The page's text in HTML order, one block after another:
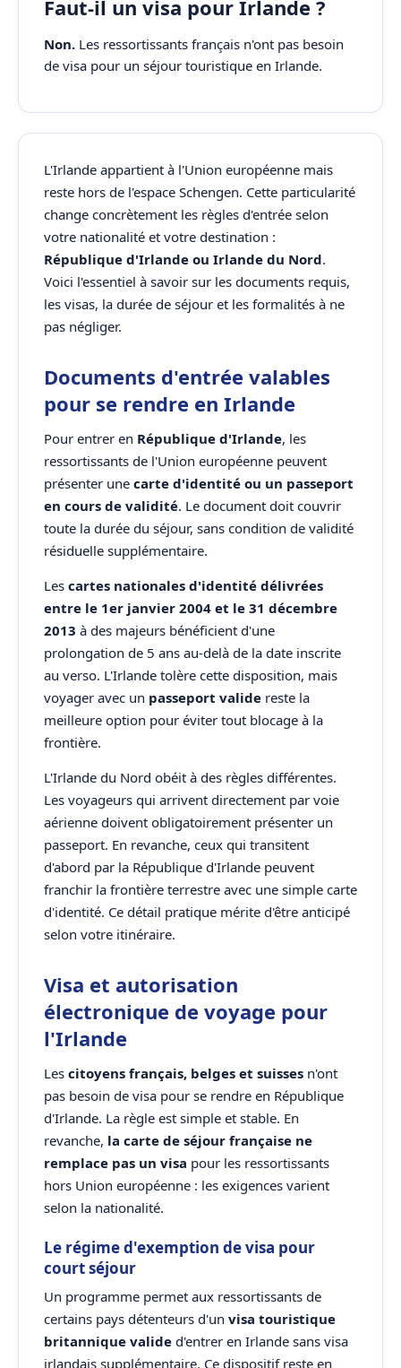
Faut-il un visa pour Irlande ?
Non. Les ressortissants français n'ont pas besoin
de visa pour un séjour touristique en Irlande.
L'Irlande appartient à l'Union européenne mais
reste hors de l'espace Schengen. Cette particularité
change concrètement les règles d'entrée selon
votre nationalité et votre destination :
République d'Irlande ou Irlande du Nord.
Voici l'essentiel à savoir sur les documents requis,
les visas, la durée de séjour et les formalités à ne
pas négliger.
Documents d'entrée valables
pour se rendre en Irlande
Pour entrer en République d'Irlande, les
ressortissants de l'Union européenne peuvent
présenter une carte d'identité ou un passeport
en cours de validité. Le document doit couvrir
toute la durée du séjour, sans condition de validité
résiduelle supplémentaire.
Les cartes nationales d'identité délivrées
entre le 1er janvier 2004 et le 31 décembre
2013 à des majeurs bénéficient d'une
prolongation de 5 ans au-delà de la date inscrite
au verso. L'Irlande tolère cette disposition, mais
voyager avec un passeport valide reste la
meilleure option pour éviter tout blocage à la
frontière.
L'Irlande du Nord obéit à des règles différentes.
Les voyageurs qui arrivent directement par voie
aérienne doivent obligatoirement présenter un
passeport. En revanche, ceux qui transitent
d'abord par la République d'Irlande peuvent
franchir la frontière terrestre avec une simple carte
d'identité. Ce détail pratique mérite d'être anticipé
selon votre itinéraire.
Visa et autorisation
électronique de voyage pour
l'Irlande
Les citoyens français, belges et suisses n'ont
pas besoin de visa pour se rendre en République
d'Irlande. La règle est simple et stable. En
revanche, la carte de séjour française ne
remplace pas un visa pour les ressortissants
hors Union européenne : les exigences varient
selon la nationalité.
Le régime d'exemption de visa pour
court séjour
Un programme permet aux ressortissants de
certains pays détenteurs d'un visa touristique
britannique valide d'entrer en Irlande sans visa
irlandais supplémentaire. Ce dispositif reste en